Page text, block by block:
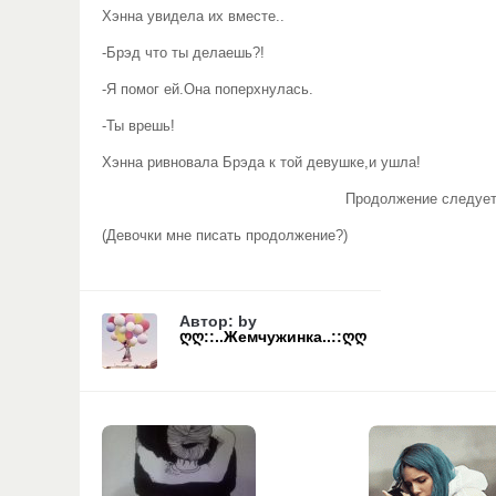
Хэнна увидела их вместе..
-Брэд что ты делаешь?!
-Я помог ей.Она поперхнулась.
-Ты врешь!
Хэнна ривновала Брэда к той девушке,и ушла!
Продолжение
(Девочки мне писать продолжение?)
Автор: by
ღღ::..Жемчужинка..::ღღ